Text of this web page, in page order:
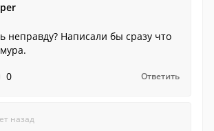
неправду? Написали бы сразу что
0 Ответить
назад